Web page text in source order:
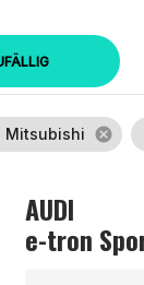
Mitsubishi cancel
AUDI